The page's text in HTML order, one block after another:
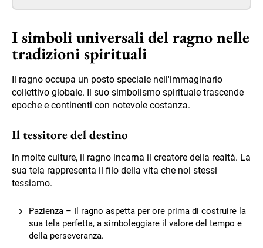
I simboli universali del ragno nelle
tradizioni spirituali
Il ragno occupa un posto speciale nell'immaginario
collettivo globale. Il suo simbolismo spirituale trascende
epoche e continenti con notevole costanza.
Il tessitore del destino
In molte culture, il ragno incarna il creatore della realtà. La
sua tela rappresenta il filo della vita che noi stessi
tessiamo.
Pazienza – Il ragno aspetta per ore prima di costruire la
sua tela perfetta, a simboleggiare il valore del tempo e
della perseveranza.